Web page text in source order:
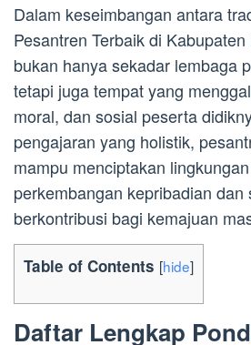
Dalam keseimbangan antara
Pesantren Terbaik di
bukan hanya sekadar lembaga
tetapi juga tempat yang
moral, dan sosial peserta
pengajaran yang holistik,
mampu menciptakan
perkembangan kepribadian dan
berkontribusi bagi kemajuan
Table of Contents [hide]
Daftar Lengkap